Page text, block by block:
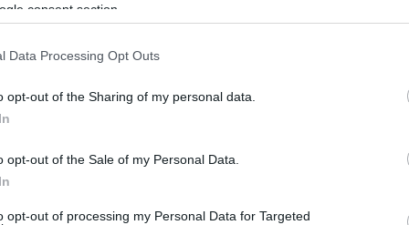
consent section.
Data Processing Opt Outs
opt-out of the Sharing of my personal data.
opt-out of the Sale of my Personal Data.
opt-out of processing my Personal Data for Targeted
kiadvány, hiszen Zsédára
zenei fordulatokban gazdag anyag
az elmúlt években foglalkoztatta az